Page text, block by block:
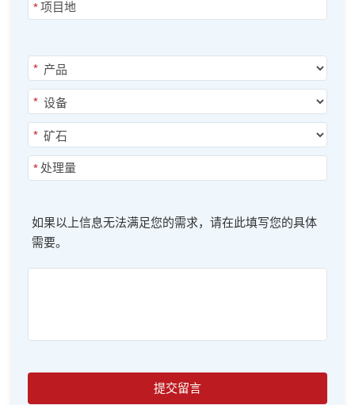
*
*
*
*
*
如果以上信息无法满足您的需求，请在此填写您的具体
需要。